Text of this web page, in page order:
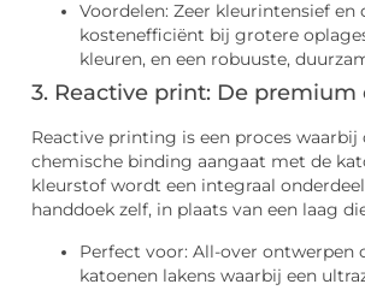
Voordelen: Zeer kleurintensief en
kostenefficiënt bij grotere
kleuren, en een robuuste,
3. Reactive print: De premium
Reactive printing is een proces waarbij
chemische binding aangaat met de
kleurstof wordt een integraal
handdoek zelf, in plaats van een laag
Perfect voor: All-over ontwerpen
katoenen lakens waarbij een